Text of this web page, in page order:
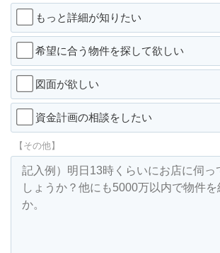
もっと詳細が知りたい
希望に合う物件を探して欲しい
図面が欲しい
資金計画の相談をしたい
【その他】